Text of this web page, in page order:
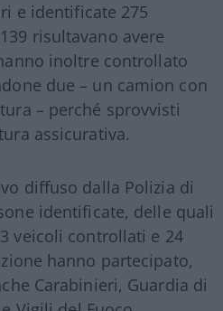
e identificate 275
risultavano avere
inoltre controllato
due – un camion con
– perché sprovvisti
assicurativa.
diffuso dalla Polizia di
identificate, delle quali
veicoli controllati e 24
hanno partecipato,
Carabinieri, Guardia di